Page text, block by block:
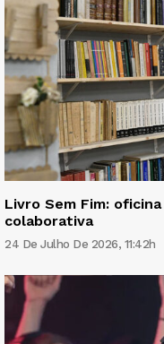
Livro Sem Fim:
colaborativa
24 De Julho De 2026, 11:42h